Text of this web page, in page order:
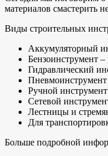
материалов смастерить
Виды строительных
Аккумуляторный
Бензоинструмент –
Гидравлический
Пневмоинструмент
Ручной инструмент
Сетевой
Лестницы и
Для
Больше подробной